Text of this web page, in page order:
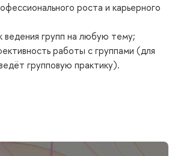
роста и карьерного
ведения групп на любую тему;
работы с группами (для
групповую практику).